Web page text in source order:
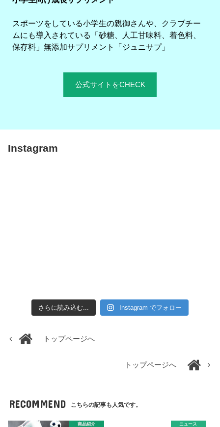
スポーツをしている小学生の親御さんや、クラブチー
ムにも導入されている「砂糖、人工甘味料、着色料、
保存料」無添加サプリメント「ジュニサプ」
公式サイトをCHECK
Instagram
さらに読み込む... Instagram でフォロー
トップページへ
トップページへ
RECOMMEND こちらの記事も人気です。
商品紹介 ニュース